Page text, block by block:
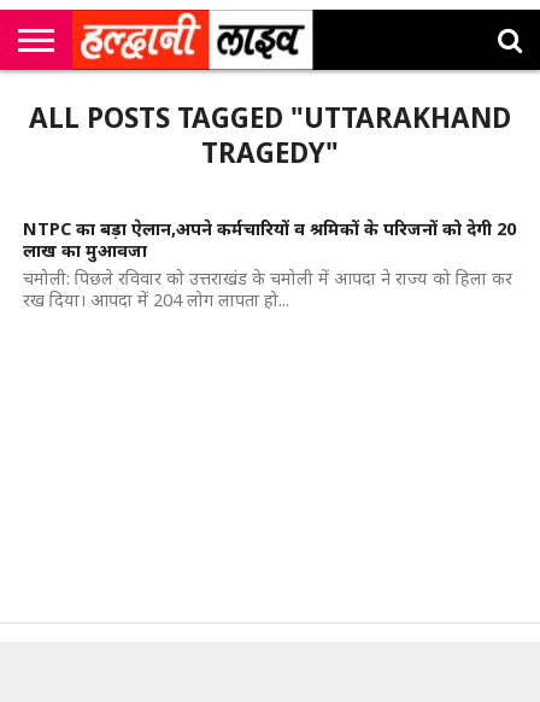
सी
एम
कॉर्नर
उत्तराखंड
न्यूज़
खेल
मनोरंजन
सम्पादकीय
जॉब
अलर्ट्स
ALL POSTS TAGGED "UTTARAKHAND
TRAGEDY"
NTPC का बड़ा ऐलान,अपने कर्मचारियों व श्रमिकों के परिजनों को देगी 20
लाख का मुआवजा
चमोली: पिछले रविवार को उत्तराखंड के चमोली में आपदा ने राज्य को हिला कर
रख दिया। आपदा में 204 लोग लापता हो...